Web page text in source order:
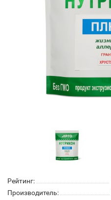
Рейтинг:
Производитель: